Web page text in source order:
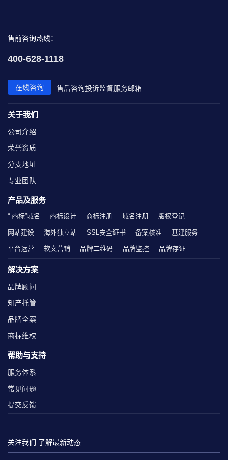
售前咨询热线：
400-628-1118
在线咨询 售后咨询投诉监督服务邮箱
关于我们
公司介绍
荣誉资质
分支地址
专业团队
产品及服务
“.商标”域名 商标设计 商标注册 域名注册 版权登记
网站建设 海外独立站 SSL安全证书 备案核准 基建服务
平台运营 软文营销 品牌二维码 品牌监控 品牌存证
解决方案
品牌顾问
知产托管
品牌全案
商标维权
帮助与支持
服务体系
常见问题
提交反馈
关注我们 了解最新动态